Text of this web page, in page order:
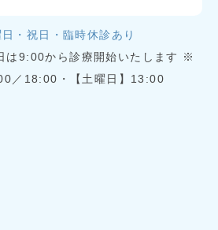
・祝日・臨時休診あり
9:00から診療開始いたします ※
／18:00・【土曜日】13:00